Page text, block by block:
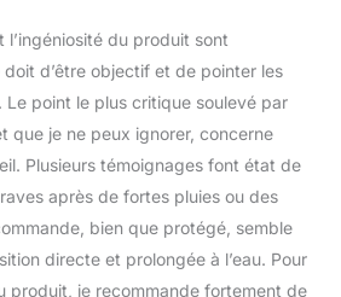
Consultez facilement
l’état de la porte, le
niveau de batterie et vos
réglages, même en cas
de mauvais temps.
Rappel important : 1.
Contrôle via l’application
Tuya, uniquement
compatible avec le Wi-Fi
2.4 GHz. Seule la
première connexion
l’ingéniosité du produit sont
d’être objectif et de pointer les
Le point le plus critique soulevé par
que je ne peux ignorer, concerne
Plusieurs témoignages font état de
après de fortes pluies ou des
bien que protégé, semble
directe et prolongée à l’eau. Pour
produit, je recommande fortement de